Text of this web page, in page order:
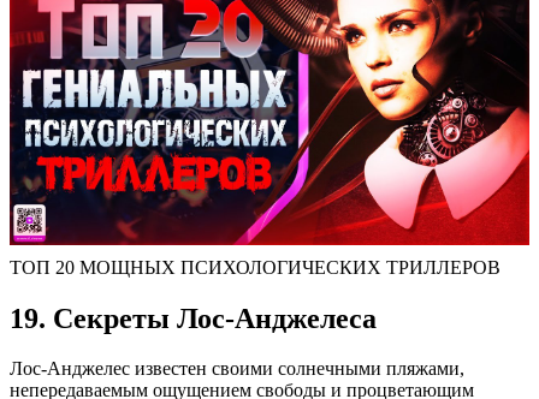
ТОП 20 МОЩНЫХ ПСИХОЛОГИЧЕСКИХ ТРИЛЛЕРОВ
19. Секреты Лос-Анджелеса
Лос-Анджелес известен своими солнечными пляжами,
непередаваемым ощущением свободы и процветающим